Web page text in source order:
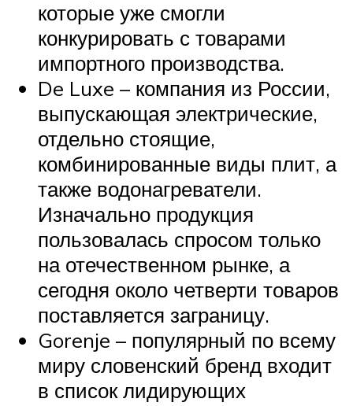
которые уже смогли
конкурировать с товарами
импортного производства.
De Luxe – компания из России,
выпускающая электрические,
отдельно стоящие,
комбинированные виды плит, а
также водонагреватели.
Изначально продукция
пользовалась спросом только
на отечественном рынке, а
сегодня около четверти товаров
поставляется заграницу.
Gorenje – популярный по всему
миру словенский бренд входит
в список лидирующих